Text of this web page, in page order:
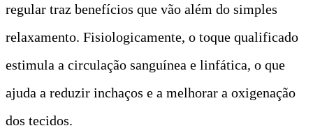
regular traz benefícios que vão além do simples
relaxamento. Fisiologicamente, o toque qualificado
estimula a circulação sanguínea e linfática, o que
ajuda a reduzir inchaços e a melhorar a oxigenação
dos tecidos.